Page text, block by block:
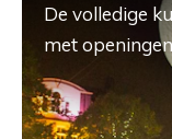
De volledige
met